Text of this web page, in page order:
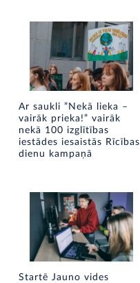
Ar saukli ”Nekā lieka –
vairāk prieka!” vairāk
nekā 100 izglītības
iestādes iesaistās Rīcības
dienu kampaņā
Startē Jauno vides